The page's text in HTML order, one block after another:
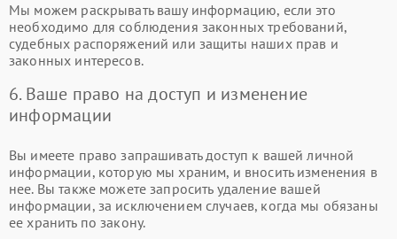
Мы можем раскрывать вашу информацию, если это
необходимо для соблюдения законных требований,
судебных распоряжений или защиты наших прав и
законных интересов.
6. Ваше право на доступ и изменение
информации
Вы имеете право запрашивать доступ к вашей личной
информации, которую мы храним, и вносить изменения в
нее. Вы также можете запросить удаление вашей
информации, за исключением случаев, когда мы обязаны
ее хранить по закону.